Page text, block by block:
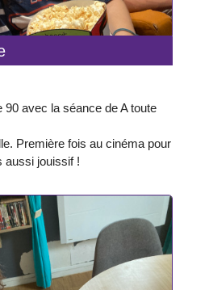
90 avec la séance de A toute
Première fois au cinéma pour
aussi jouissif !